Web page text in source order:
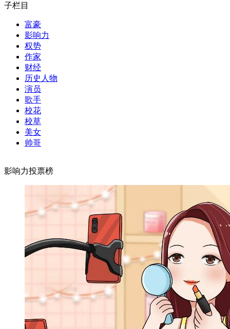
子栏目
富豪
影响力
权势
作家
财经
历史人物
演员
歌手
校花
校草
美女
帅哥
影响力投票榜